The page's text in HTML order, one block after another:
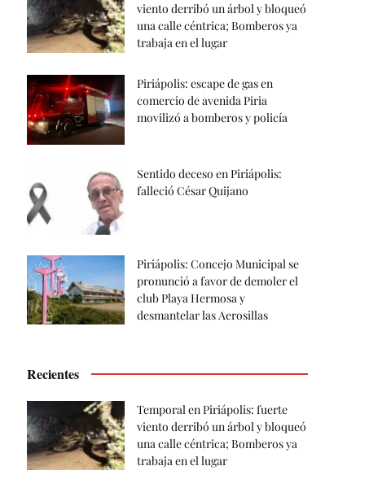
viento derribó un árbol y bloqueó
una calle céntrica; Bomberos ya
trabaja en el lugar
Piriápolis: escape de gas en
comercio de avenida Piria
movilizó a bomberos y policía
Sentido deceso en Piriápolis:
falleció César Quijano
Piriápolis: Concejo Municipal se
pronunció a favor de demoler el
club Playa Hermosa y
desmantelar las Aerosillas
Recientes
Temporal en Piriápolis: fuerte
viento derribó un árbol y bloqueó
una calle céntrica; Bomberos ya
trabaja en el lugar